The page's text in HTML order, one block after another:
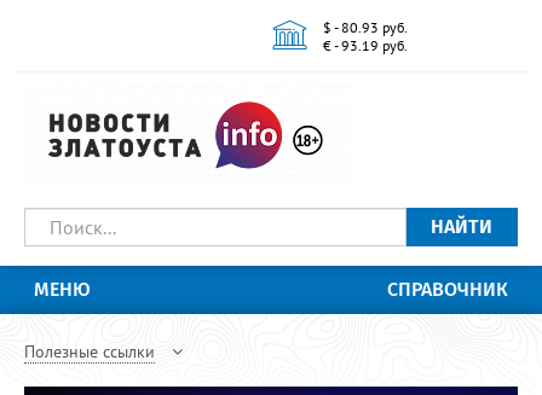
$ - 80.93 руб.
€ - 93.19 руб.
НАЙТИ
МЕНЮ СПРАВОЧНИК
Полезные ссылки